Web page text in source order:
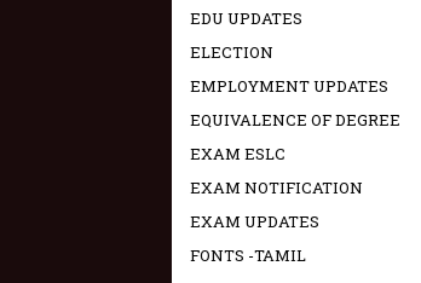
EDU UPDATES
ELECTION
EMPLOYMENT UPDATES
EQUIVALENCE OF DEGREE
EXAM ESLC
EXAM NOTIFICATION
EXAM UPDATES
FONTS -TAMIL